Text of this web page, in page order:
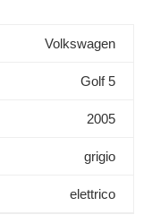
Volkswagen
Golf 5
2005
grigio
elettrico